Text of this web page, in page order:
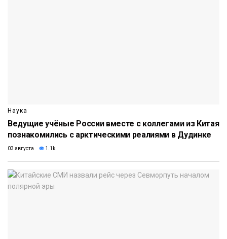
Наука
Ведущие учёные России вместе с коллегами из Китая
познакомились с арктическими реалиями в Дудинке
03 августа 1.1k